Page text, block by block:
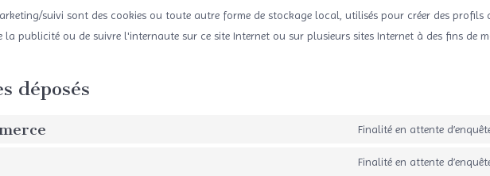
suivi sont des cookies ou toute autre forme de stockage local, utilisés pour créer des profils
publicité ou de suivre l'internaute sur ce site Internet ou sur plusieurs sites Internet à des fins de
déposés
Finalité en attente
Finalité en attente